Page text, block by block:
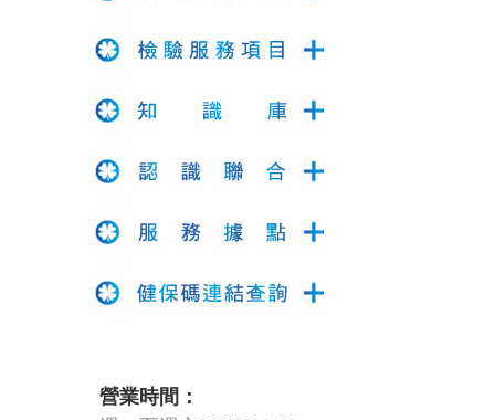
營業時間：